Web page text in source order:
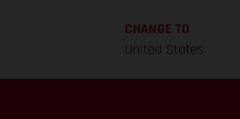
CHANGE TO
United States